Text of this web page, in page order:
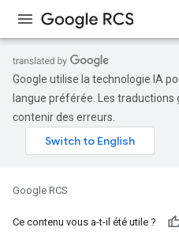
Google utilise la technologie IA
langue préférée. Les
contenir des erreurs.
Google RCS
Ce contenu vous a-t-il été utile ?